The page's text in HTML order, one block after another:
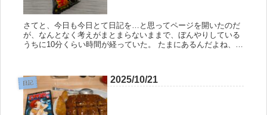
さてと、今日も今日とて日記を…と思ってページを開いたのだ
が、なんとなく考えがまとまらないままで、ぼんやりしている
うちに10分くらい時間が経っていた。 たまにあるんだよね、こ
日記 2025/10/21